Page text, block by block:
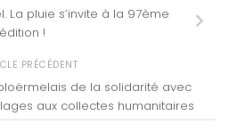
La pluie s’invite à la 97ème
édition !
PRÉCÉDENT
de la solidarité avec
aux collectes humanitaires